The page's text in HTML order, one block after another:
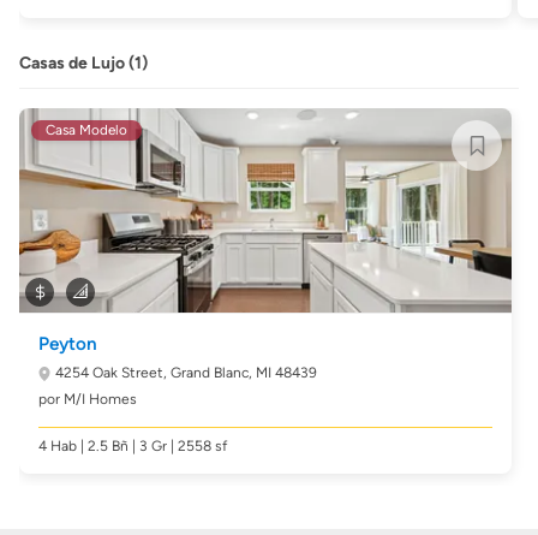
Casas de Lujo (1)
Casa Modelo
Peyton
4254 Oak Street, Grand Blanc, MI 48439
por M/I Homes
4 Hab | 2.5 Bñ | 3 Gr | 2558 sf